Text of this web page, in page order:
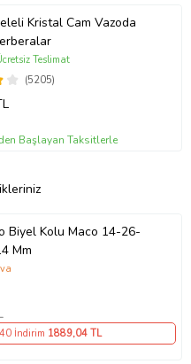
Kristal Cam Vazoda
(5205)
Teslimat
Başlayan Taksitlerle
Biyel Kolu Maco 14-26-
Mm
İndirim 1889,04 TL